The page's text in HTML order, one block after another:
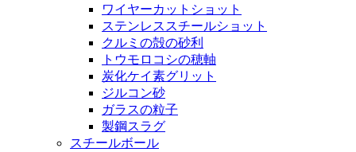
ワイヤーカットショット
ステンレススチールショット
クルミの殻の砂利
トウモロコシの穂軸
炭化ケイ素グリット
ジルコン砂
ガラスの粒子
製鋼スラグ
スチールボール